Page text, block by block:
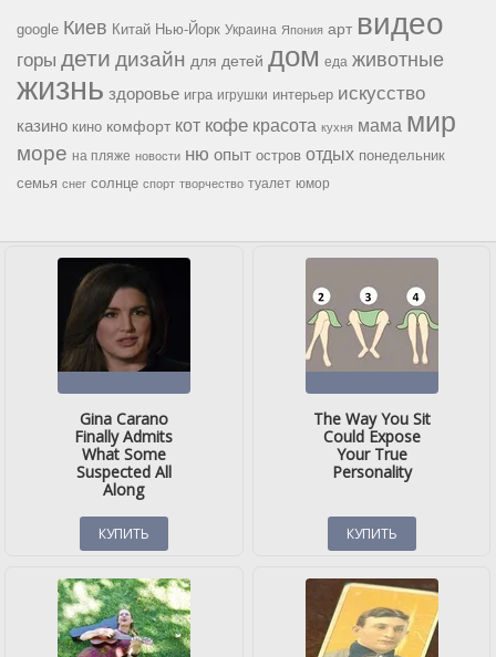
google Киев Китай Нью-Йорк Украина Япония арт видео
горы дети дизайн для детей дом еда животные
жизнь здоровье игра игрушки интерьер искусство
казино кино комфорт кот кофе красота кухня мама мир
море на пляже новости ню опыт остров отдых понедельник
семья снег солнце спорт творчество туалет юмор